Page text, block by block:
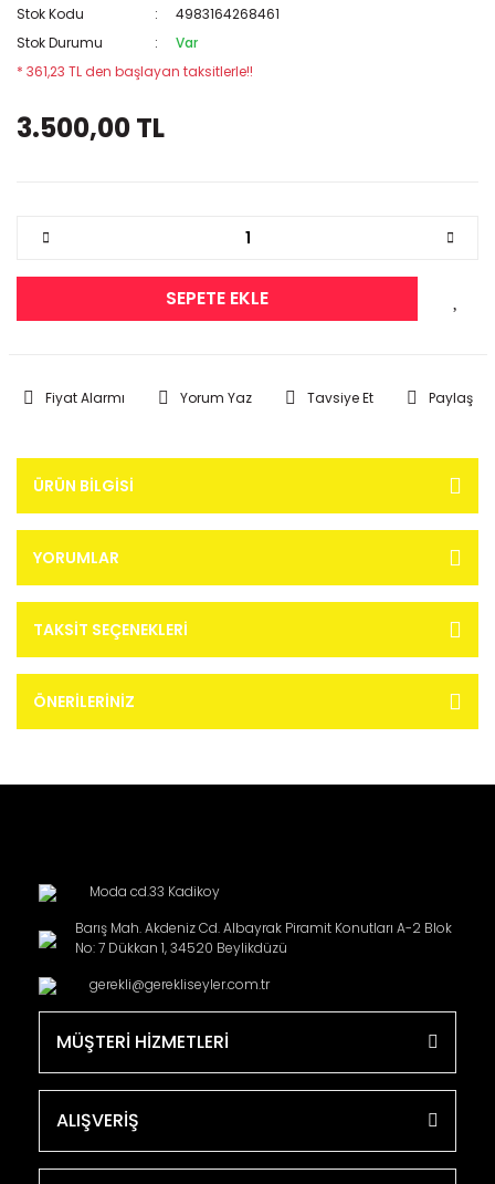
Stok Kodu
4983164268461
Stok Durumu
Var
* 361,23 TL den başlayan taksitlerle!!
3.500,00 TL
SEPETE EKLE
Fiyat Alarmı Yorum Yaz Tavsiye Et Paylaş
ÜRÜN BILGISI
YORUMLAR
TAKSIT SEÇENEKLERI
ÖNERILERINIZ
Moda cd.33 Kadikoy
Barış Mah. Akdeniz Cd. Albayrak Piramit Konutları A-2 Blok
No: 7 Dükkan 1, 34520 Beylikdüzü
gerekli@gerekliseyler.com.tr
MÜŞTERİ HİZMETLERİ
ALIŞVERİŞ